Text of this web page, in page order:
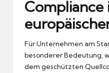
Compliance
Für Unternehmen am
besonderer Bedeutung,
dem geschützten